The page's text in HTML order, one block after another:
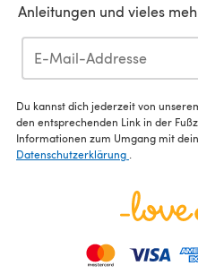
Anleitungen und vieles
Du kannst dich jederzeit von
den entsprechenden Link in der
Informationen zum Umgang mit
Datenschutzerklärung